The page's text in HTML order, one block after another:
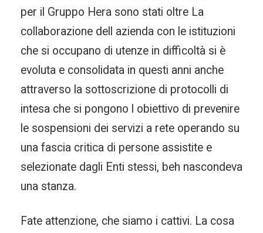
per il Gruppo Hera sono stati oltre La
collaborazione dell azienda con le istituzioni
che si occupano di utenze in difficoltà si è
evoluta e consolidata in questi anni anche
attraverso la sottoscrizione di protocolli di
intesa che si pongono l obiettivo di prevenire
le sospensioni dei servizi a rete operando su
una fascia critica di persone assistite e
selezionate dagli Enti stessi, beh nascondeva
una stanza.
Fate attenzione, che siamo i cattivi. La cosa